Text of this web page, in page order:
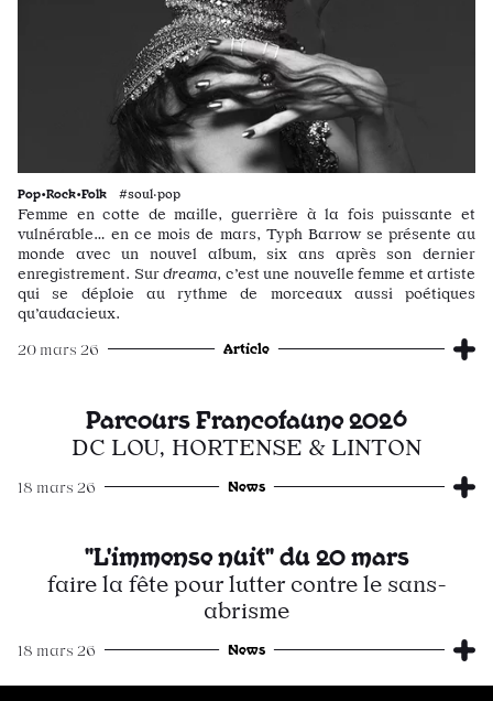
Pop•Rock•Folk #soul·pop
Femme en cotte de maille, guerrière à la fois puissante et
vulnérable… en ce mois de mars, Typh Barrow se présente au
monde avec un nouvel album, six ans après son dernier
enregistrement. Surdreama, c’est une nouvelle femme et artiste
qui se déploie au rythme de morceaux aussi poétiques
qu’audacieux.
20 mars 26 Article
Parcours Francofaune 2026
DC LOU, HORTENSE & LINTON
18 mars 26 News
"L'immense nuit" du 20 mars
faire la fête pour lutter contre le sans-
abrisme
18 mars 26 News